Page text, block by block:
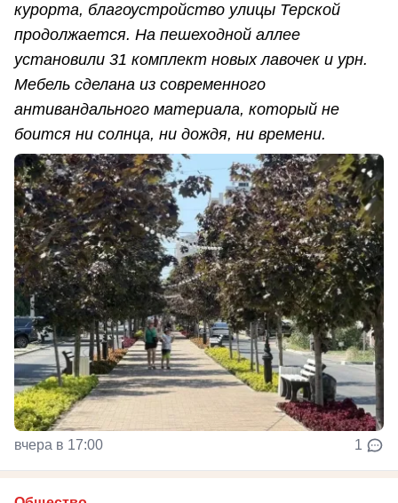
курорта, благоустройство улицы Терской
продолжается. На пешеходной аллее
установили 31 комплект новых лавочек и урн.
Мебель сделана из современного
антивандального материала, который не
боится ни солнца, ни дождя, ни времени.
вчера в 17:00 1